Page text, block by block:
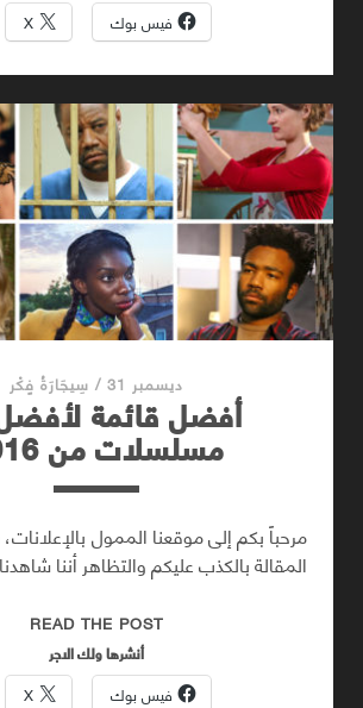
فيس بوك X
ديسمبر 31 / سِيجَارَةُ فٍكْر
مسلسلات من 2016
مرحباً بكم إلى موقعنا الممول
المقالة بالكذب عليكم والتظاهر أننا
READ THE POST
أنشرها ولك الاجر
فيس بوك X